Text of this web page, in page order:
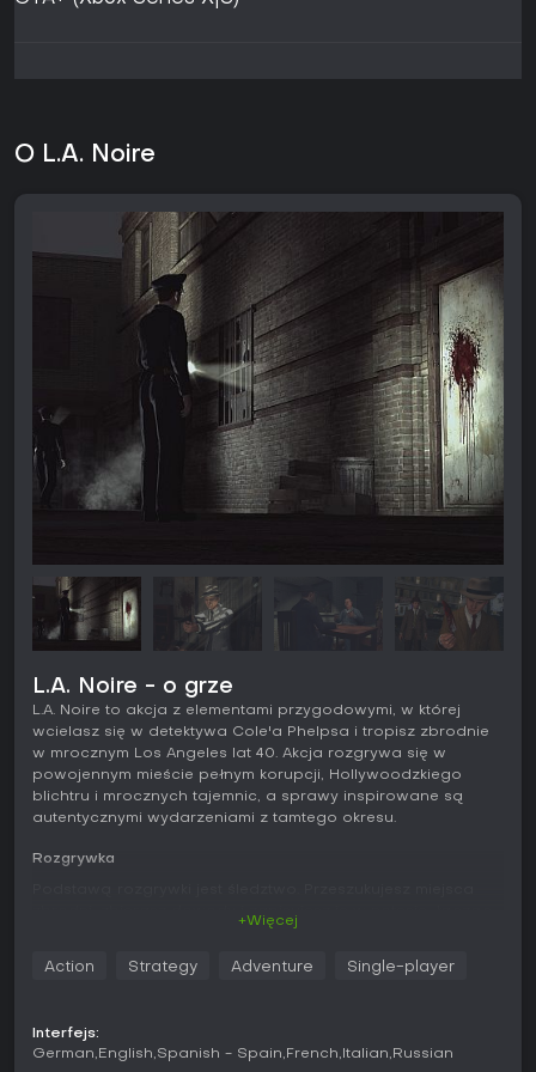
O L.A. Noire
L.A. Noire - o grze
L.A. Noire to akcja z elementami przygodowymi, w której
wcielasz się w detektywa Cole'a Phelpsa i tropisz zbrodnie
w mrocznym Los Angeles lat 40. Akcja rozgrywa się w
powojennym mieście pełnym korupcji, Hollywoodzkiego
blichtru i mrocznych tajemnic, a sprawy inspirowane są
autentycznymi wydarzeniami z tamtego okresu.
Rozgrywka
- technologia motion capture oddaje najdrobniejsze reakcje
i sporadycznych strzelaninach, a prowadzenie pojazdów
pozwala swobodnie odkrywać wiernie odwzorowane ulice
+Więcej
Action Strategy Adventure Single-player
Interfejs:
German English Spanish - Spain French Italian Russian